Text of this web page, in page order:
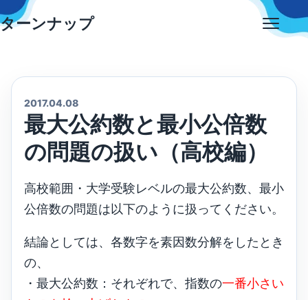
Skip
to
ターンナップ
2017.04.08
最大公約数と最小公倍数
の問題の扱い（高校編）
高校範囲・大学受験レベルの最大公約数、最小
公倍数の問題は以下のように扱ってください。
結論としては、各数字を素因数分解をしたとき
の、
・最大公約数：それぞれで、指数の一番小さい